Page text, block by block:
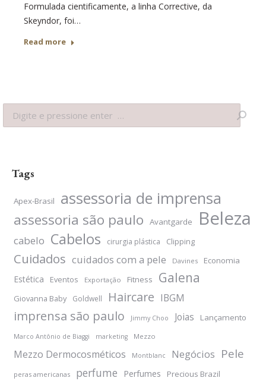
Formulada cientificamente, a linha Corrective, da
Skeyndor, foi…
Read more
Search:
Tags
Apex-Brasil assessoria de imprensa
assessoria são paulo Avantgarde Beleza
cabelo Cabelos cirurgia plástica Clipping
Cuidados cuidados com a pele Davines Economia
Estética Eventos Exportação Fitness Galena
Giovanna Baby Goldwell Haircare IBGM
imprensa são paulo Jimmy Choo Joias Lançamento
Marco Antônio de Biaggi marketing Mezzo
Mezzo Dermocosméticos Montblanc Negócios Pele
peras americanas perfume Perfumes Precious Brazil